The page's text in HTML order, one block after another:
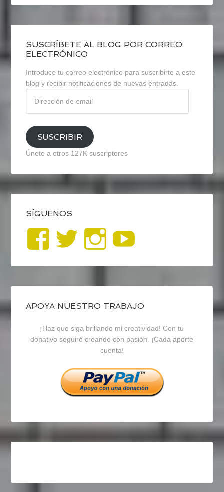
SUSCRÍBETE AL BLOG POR CORREO
ELECTRÓNICO
Introduce tu correo electrónico para suscribirte a este
blog y recibir notificaciones de nuevas entradas.
email
SUSCRIBIR
Únete a otros 127K suscriptores
SÍGUENOS
Ver
perfil
de
blogrecursosep
en
Facebook
Ver
perfil
de
recursosep
en
Twitter
Ver
perfil
de
recursosep
en
Instagram
APOYA NUESTRO TRABAJO
¡Haz que siga brillando mi creatividad! Con tu
donativo seguiré creando con pasión. ¡Cada aporte
cuenta!